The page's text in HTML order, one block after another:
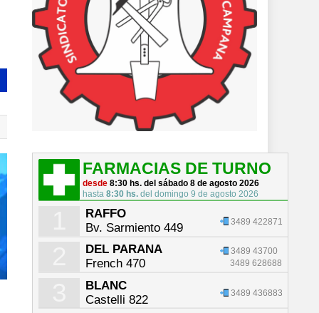
FARMACIAS DE TURNO
desde 8:30 hs. del sábado 8 de agosto 2026
hasta 8:30 hs.del domingo 9 de agosto 2026
RAFFO
Bv. Sarmiento 449
3489 422871
DEL PARANA
French 470
3489 43700
3489 628688
BLANC
Castelli 822
3489 436883